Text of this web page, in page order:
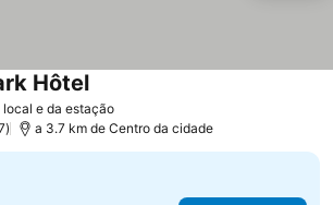
e da estaçãoVer preços
HôtelVer preços
a 3.7 km de Centro da cidade